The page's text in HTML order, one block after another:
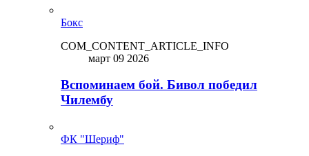
Бокс
COM_CONTENT_ARTICLE_INFO
март 09 2026
Вспоминаем бой. Бивол победил
Чилембу
ФК "Шериф"